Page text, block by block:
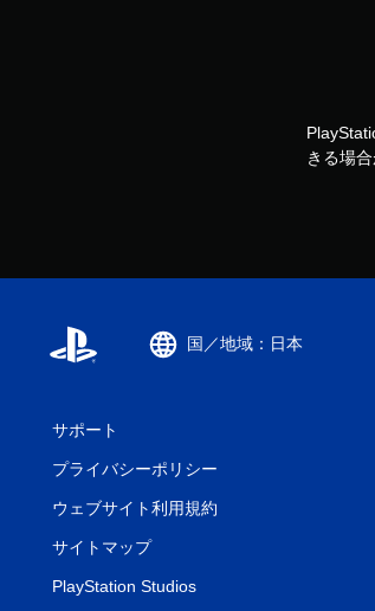
きる場
国／地域：日本
サポート
プライバシーポリシー
ウェブサイト利用規約
サイトマップ
PlayStation Studios